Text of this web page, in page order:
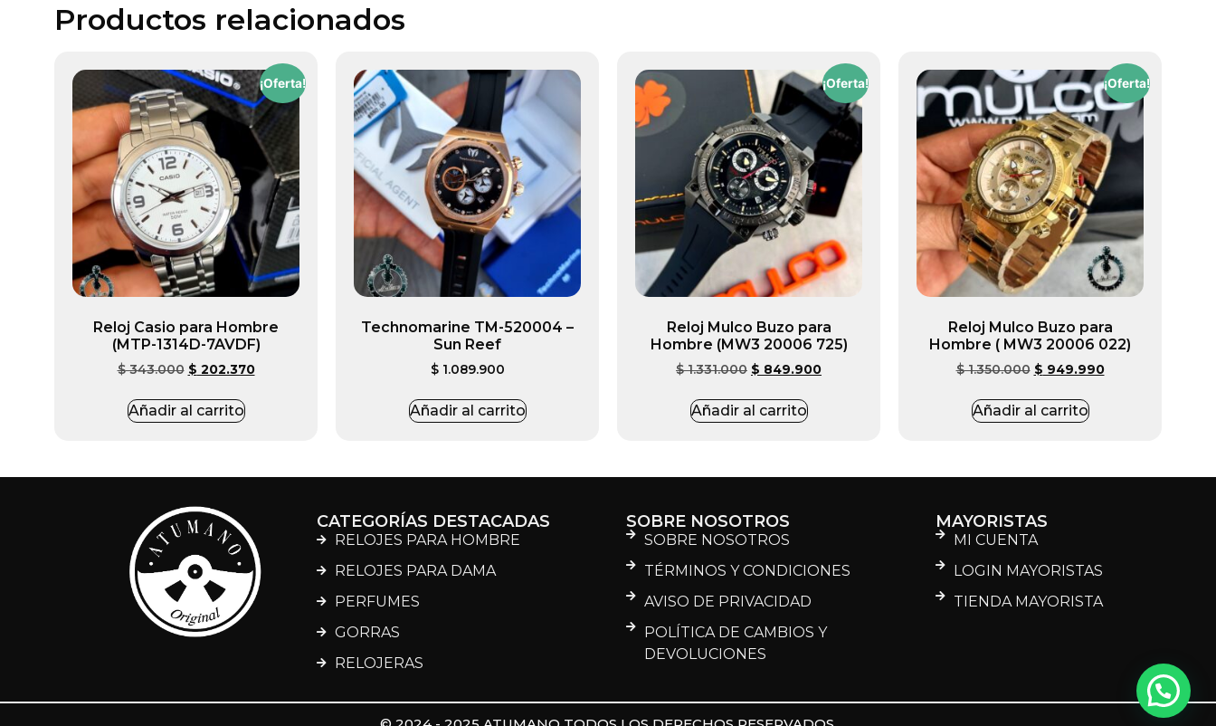
Productos relacionados
¡Oferta!
Reloj Casio para Hombre
(MTP-1314D-7AVDF)
$343.000 $ 202.370
Añadir al carrito
Technomarine TM-520004 –
Sun Reef
$1.089.900
Añadir al carrito
¡Oferta!
Reloj Mulco Buzo para
Hombre (MW3 20006 725)
$1.331.000 $ 849.900
Añadir al carrito
¡Oferta!
Reloj Mulco Buzo para
Hombre ( MW3 20006 022)
$1.350.000 $ 949.990
Añadir al carrito
CATEGORÍAS DESTACADAS
RELOJES PARA HOMBRE
RELOJES PARA DAMA
PERFUMES
GORRAS
RELOJERAS
SOBRE NOSOTROS
SOBRE NOSOTROS
TÉRMINOS Y CONDICIONES
AVISO DE PRIVACIDAD
POLÍTICA DE CAMBIOS Y
DEVOLUCIONES
MAYORISTAS
MI CUENTA
LOGIN MAYORISTAS
TIENDA MAYORISTA